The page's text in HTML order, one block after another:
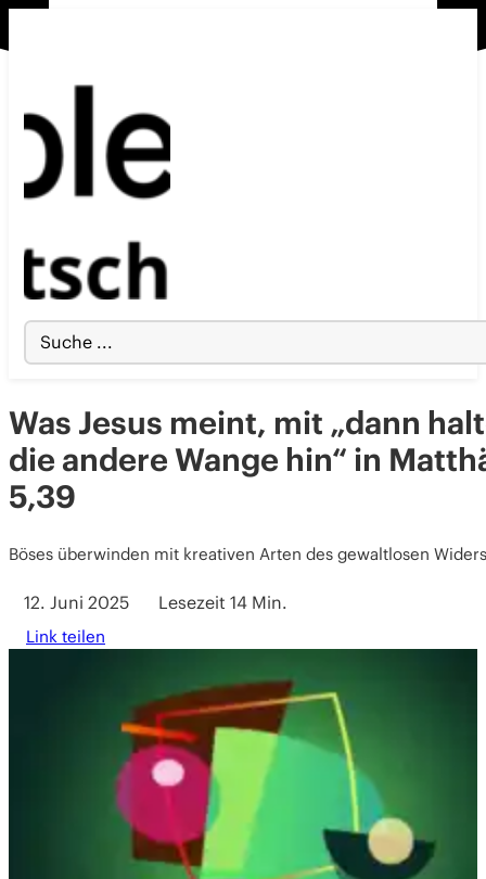
Search
...
Was Jesus meint, mit „dann
die andere Wange hin“ in
5,39
Böses überwinden mit kreativen Arten des gewaltlosen
12. Juni 2025 Lesezeit 14 Min.
Link teilen